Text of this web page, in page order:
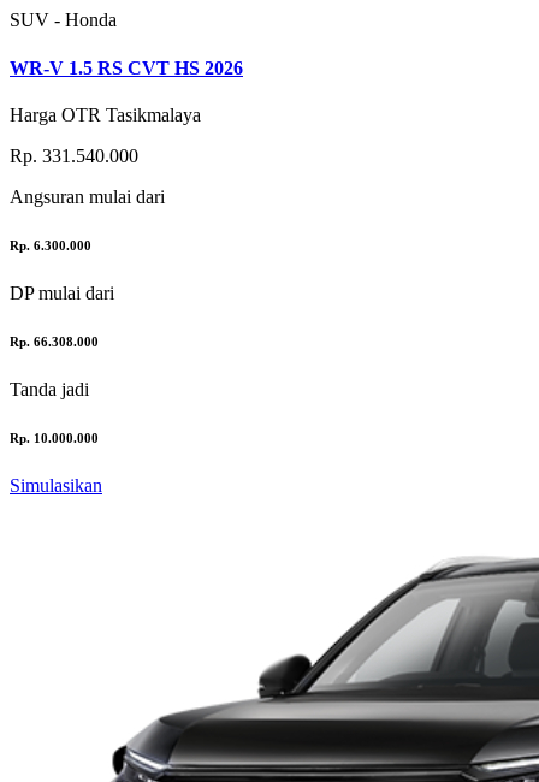
SUV - Honda
WR-V 1.5 RS CVT HS 2026
Harga OTR Tasikmalaya
Rp. 331.540.000
Angsuran mulai dari
Rp. 6.300.000
DPmulai dari
Rp. 66.308.000
Tanda jadi
Rp. 10.000.000
Simulasikan